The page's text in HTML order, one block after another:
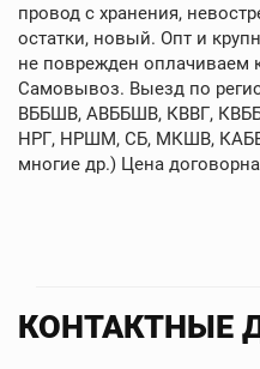
провод с хранения,
остатки, новый. Опт и
не поврежден оплачиваем
Самовывоз. Выезд по
ВББШВ, АВББШВ, КВВГ,
НРГ, НРШМ, СБ, МКШВ,
многие др.) Цена
КОНТАКТНЫЕ